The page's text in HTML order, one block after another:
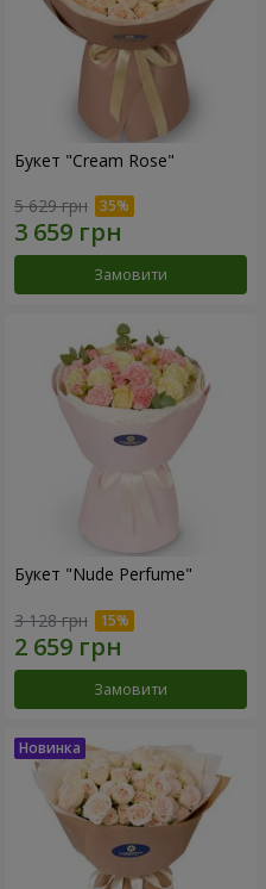
Букет "Cream Rose"
5 629 грн
Замовити
Букет "Nude Perfume"
3 128 грн
Замовити